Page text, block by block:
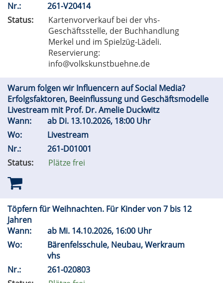
Nr.:
261-V20414
Status:
Kartenvorverkauf bei der vhs-
Geschäftsstelle, der Buchhandlung
Merkel und im Spielzüg-Lädeli.
Reservierung:
info@volkskunstbuehne.de
Warum folgen wir Influencern auf Social Media?
Erfolgsfaktoren, Beeinflussung und Geschäftsmodelle
Livestream mit Prof. Dr. Amelie Duckwitz
Wann:
ab Di. 13.10.2026, 18:00 Uhr
Wo:
Livestream
Nr.:
261-D01001
Status:
Plätze frei
Töpfern für Weihnachten. Für Kinder von 7 bis 12
Jahren
Wann:
ab Mi. 14.10.2026, 16:00 Uhr
Wo:
Bärenfelsschule, Neubau, Werkraum
vhs
Nr.:
261-020803